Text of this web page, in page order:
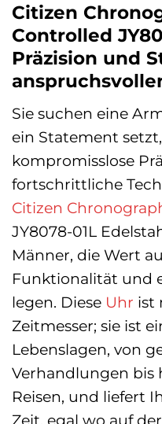
Citizen
Controlled
Präzision und
Sie suchen eine
ein Statement
kompromisslose
fortschrittliche
Citizen
JY8078-01L
Männer, die Wert
Funktionalität und
legen. Diese Uhr ist
Zeitmesser; sie ist
Lebenslagen, von
Verhandlungen bis
Reisen, und liefert
Zeit, egal wo auf